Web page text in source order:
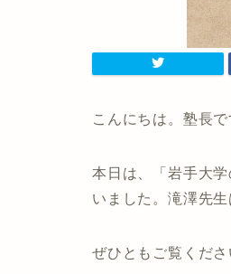
こんにちは。塾長で
本日は、「岩手大
いました。滝澤先
ぜひともご覧くだ